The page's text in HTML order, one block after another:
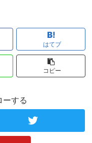
はてブ
コピー
ーする